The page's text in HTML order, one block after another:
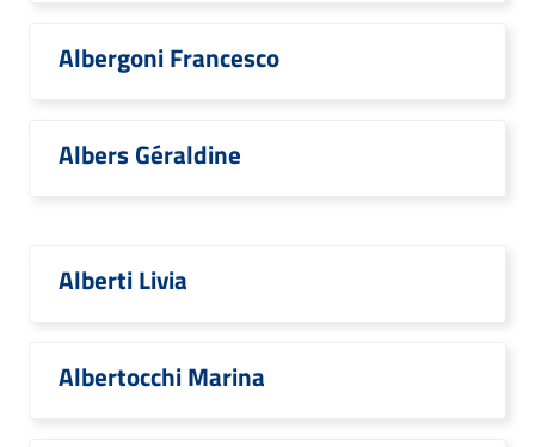
Albergoni Francesco
Albers Géraldine
Alberti Livia
Albertocchi Marina